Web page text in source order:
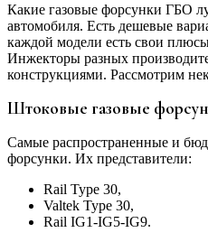
Какие газовые форсунки ГБО
автомобиля. Есть дешевые
каждой модели есть свои
Инжекторы разных
конструкциями. Рассмотрим
Штоковые газовые
Самые распространенные и
форсунки. Их представители:
Rail Type 30,
Valtek Type 30,
Rail IG1-IG5-IG9.